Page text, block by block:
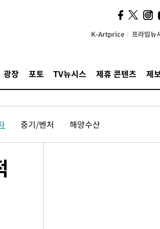
K-Artprice 프라임뉴
광장 포토 TV뉴시스 제휴 콘텐츠 제
중기/벤처 해양수산